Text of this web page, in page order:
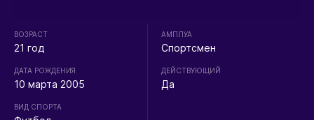
ВОЗРАСТ
21 год
ДАТА РОЖДЕНИЯ
10 марта 2005
ВИД СПОРТА
АМПЛУА
Спортсмен
ДЕЙСТВУЮЩИЙ
Да